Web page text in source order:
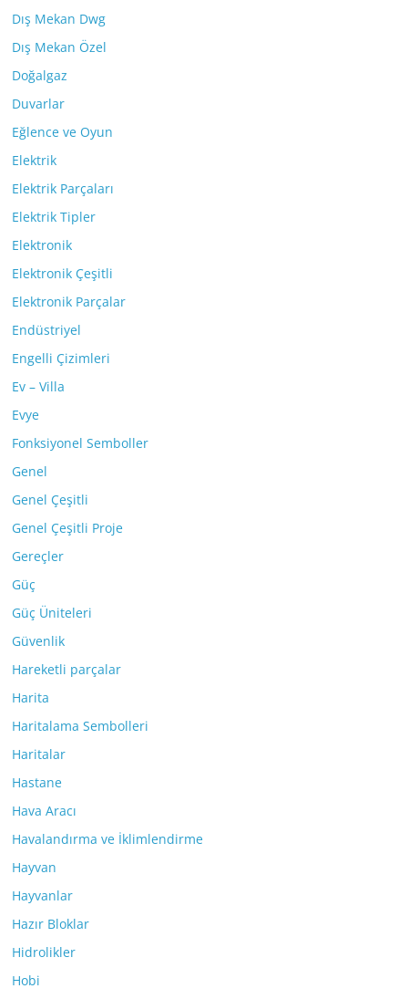
Dış Mekan Dwg
Dış Mekan Özel
Doğalgaz
Duvarlar
Eğlence ve Oyun
Elektrik
Elektrik Parçaları
Elektrik Tipler
Elektronik
Elektronik Çeşitli
Elektronik Parçalar
Endüstriyel
Engelli Çizimleri
Ev – Villa
Evye
Fonksiyonel Semboller
Genel
Genel Çeşitli
Genel Çeşitli Proje
Gereçler
Güç
Güç Üniteleri
Güvenlik
Hareketli parçalar
Harita
Haritalama Sembolleri
Haritalar
Hastane
Hava Aracı
Havalandırma ve İklimlendirme
Hayvan
Hayvanlar
Hazır Bloklar
Hidrolikler
Hobi